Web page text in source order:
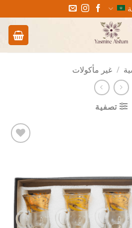
/ غير مأكولات
تصفية